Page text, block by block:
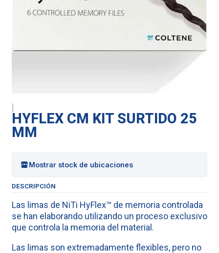
HYFLEX CM KIT SURTIDO 25
MM
Mostrar stock de ubicaciones
DESCRIPCIÓN
Las limas de NiTi HyFlex™ de memoria controlada
se han elaborando utilizando un proceso exclusivo
que controla la memoria del material.
Las limas son extremadamente flexibles, pero no